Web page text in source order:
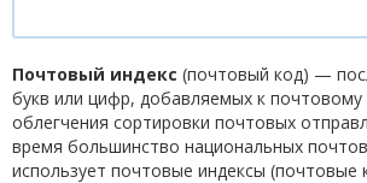
Почтовый индекс (почтовый код) —
букв или цифр, добавляемых к почтовому
облегчения сортировки почтовых
время большинство национальных
использует почтовые индексы (почтовые